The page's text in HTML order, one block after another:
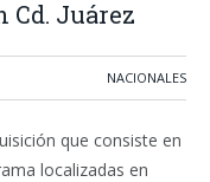
Cd. Juárez
NACIONALES
que consiste en
localizadas en